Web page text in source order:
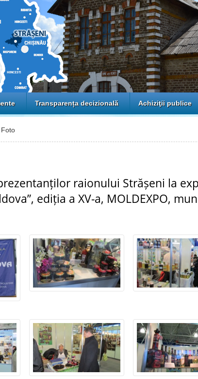
Transparența decizională Achiziţii publice
raionului Strășeni la
ediția a XV-a, MOLDEXPO,